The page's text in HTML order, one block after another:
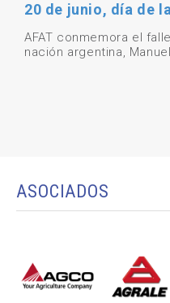
20 de junio, día de
AFAT conmemora el
nación argentina,
ASOCIADOS